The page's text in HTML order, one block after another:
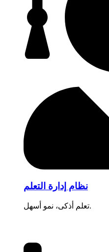
نظام إدارة التعلم
تعلم أذكى، نمو أسهل.